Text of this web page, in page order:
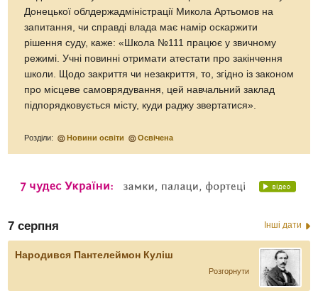
Донецької облдержадміністрації Микола Артьомов на
запитання, чи справді влада має намір оскаржити
рішення суду, каже: «Школа №111 працює у звичному
режимі. Учні повинні отримати атестати про закінчення
школи. Щодо закриття чи незакриття, то, згідно із законом
про місцеве самоврядування, цей навчальний заклад
підпорядковується місту, куди раджу звертатися».
Розділи: Новини освіти Освічена
7 серпня Інші дати
Народився Пантелеймон Куліш
Розгорнути